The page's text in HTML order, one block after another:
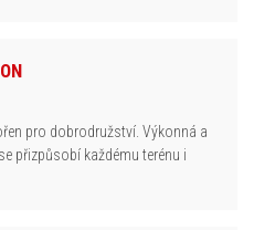
pro dobrodružství. Výkonná a
přizpůsobí každému terénu i